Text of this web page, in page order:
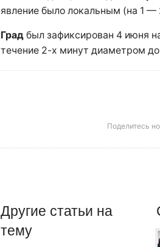
явление было локальным (на 1 —
Градбыл зафиксирован 4 июня
течение 2-х минут диаметром
Поделитесь
Другие статьи на
тему